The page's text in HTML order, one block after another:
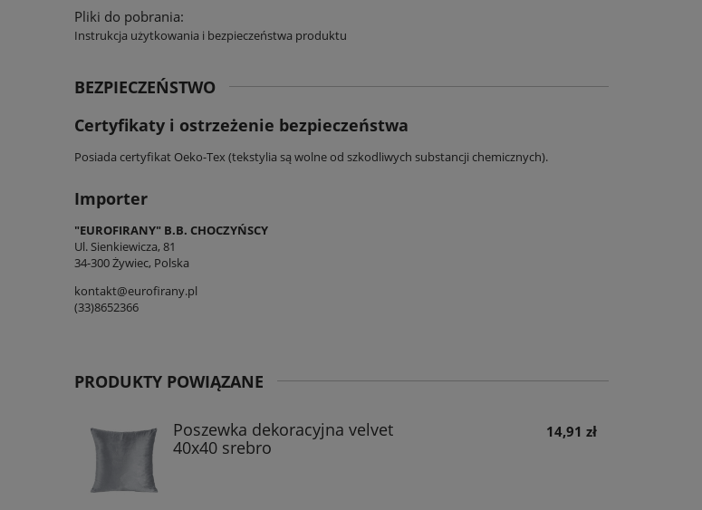
Pliki do pobrania:
Instrukcja użytkowania i bezpieczeństwa produktu
BEZPIECZEŃSTWO
Certyfikaty i ostrzeżenie bezpieczeństwa
Posiada certyfikat Oeko-Tex (tekstylia są wolne od szkodliwych substancji chemicznych).
Importer
"EUROFIRANY" B.B. CHOCZYŃSCY
Ul. Sienkiewicza, 81
34-300 Żywiec, Polska
kontakt@eurofirany.pl
(33)8652366
PRODUKTY POWIĄZANE
Poszewka dekoracyjna velvet
40x40 srebro
14,91 zł